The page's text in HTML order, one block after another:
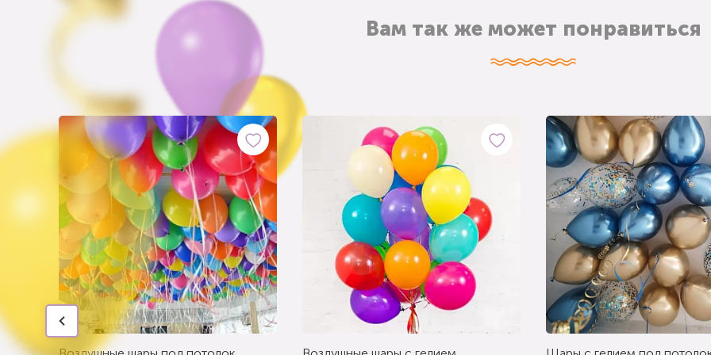
Вам так же может понравиться